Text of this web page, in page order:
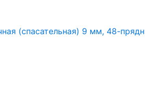
(спасательная) 9 мм, 48-